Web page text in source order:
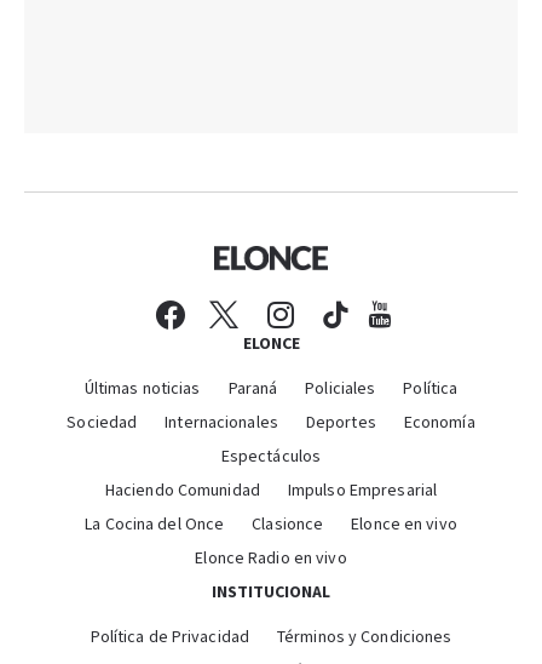
ELONCE
Últimas noticias Paraná Policiales
Política
Sociedad
Internacionales Deportes
Economía
Espectáculos
Haciendo Comunidad
Impulso Empresarial
La Cocina del Once
Clasionce
Elonce en vivo
Elonce Radio en vivo
INSTITUCIONAL
Política de Privacidad
Términos y Condiciones